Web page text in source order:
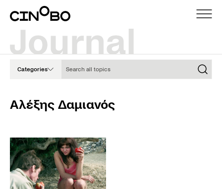
Categories
Αλέξης Δαμιανός